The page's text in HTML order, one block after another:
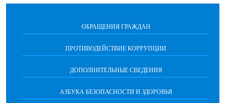
ОБРАЩЕНИЯ ГРАЖДАН
ПРОТИВОДЕЙСТВИЕ КОРРУПЦИИ
ДОПОЛНИТЕЛЬНЫЕ СВЕДЕНИЯ
АЗБУКА БЕЗОПАСНОСТИ И ЗДОРОВЬЯ